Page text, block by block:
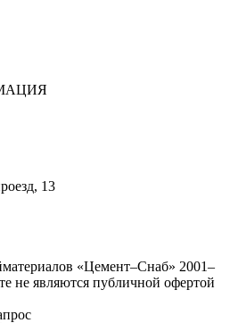
13
«Цемент–Снаб» 2001–
не являются публичной офертой